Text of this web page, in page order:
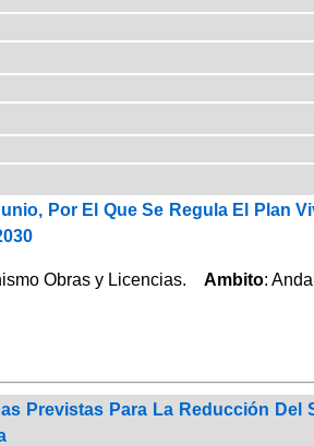
Por El Que Se Regula El Plan
Obras y Licencias. Ambito:
Previstas Para La Reducción